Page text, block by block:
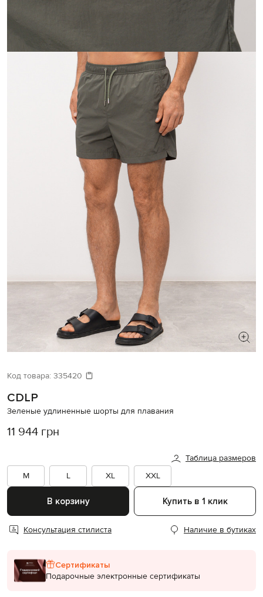
Давайте подберем что-то еще
Код товара: 335420
CDLP
Зеленые удлиненные шорты для плавания
11 944 грн
Таблица размеров
M
L XL XXL
В корзину Купить в 1 клик
Консультация стилиста Наличие в бутиках
Сертификаты
Подарочные электронные сертификаты